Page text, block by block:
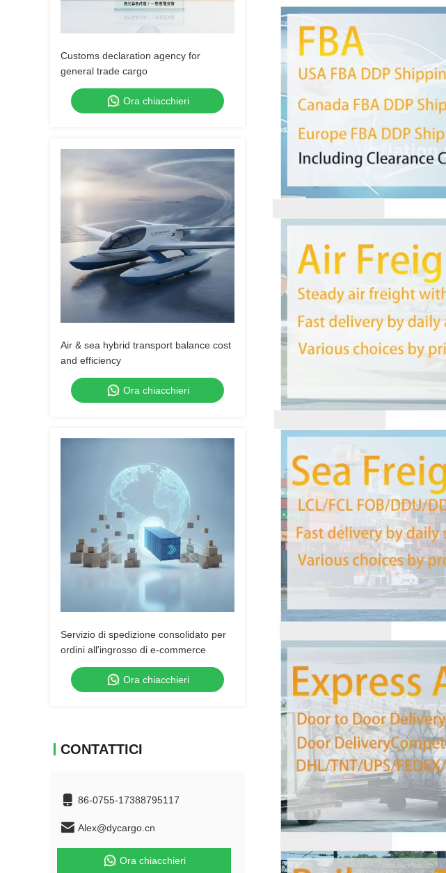
Customs declaration agency for
general trade cargo
Ora chiacchieri
Air & sea hybrid transport balance cost
and efficiency
Ora chiacchieri
Servizio di spedizione consolidato per
ordini all'ingrosso di e-commerce
Ora chiacchieri
CONTATTICI
86-0755-17388795117
Alex@dycargo.cn
Ora chiacchieri